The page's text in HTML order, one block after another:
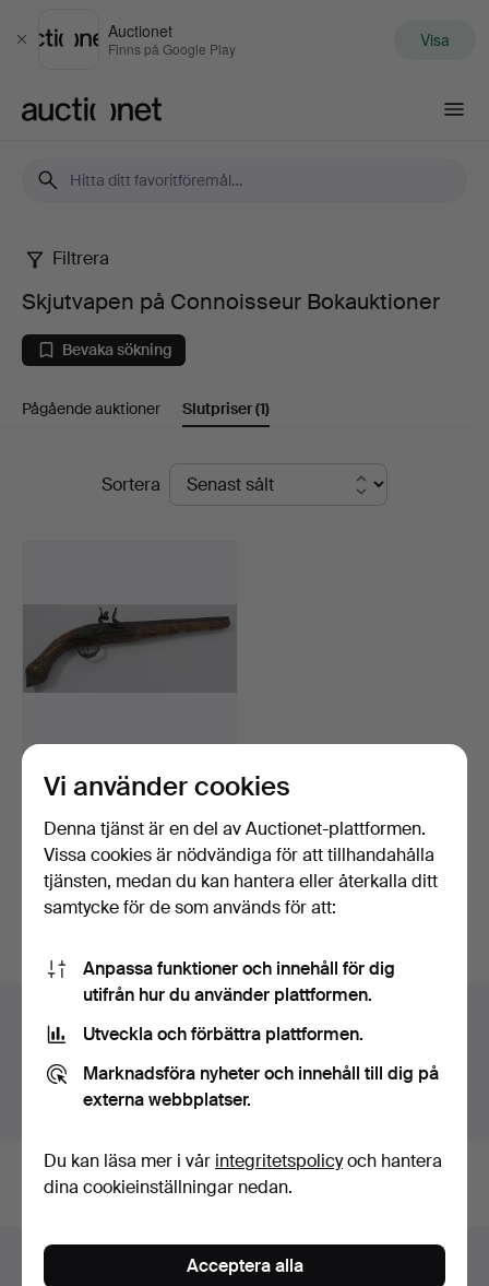
Stäng
Auctionet
Finns på Google Play Visa
Skjutvapen
på
Connoisseur
Bokauktioner
Filtrera
Skjutvapen på Connoisseur Bokauktioner
Bevaka sökning
Pågående auktioner Slutpriser(1)
SlutpriserSortera
FLINTLÅSPISTOL.
Orientalisk. 18-1900-tal.
Klubbades 3 dec 2018
12 bud
95 USD
Du söker i vårt arkiv över avslutade auktioner.
Visa pågående auktioner istället.
Sidfotsnavigation
Vi använder cookies
Denna tjänst är en del av Auctionet-plattformen.
Vissa cookies är nödvändiga för att tillhandahålla
tjänsten, medan du kan hantera eller återkalla ditt
samtycke för de som används för att:
Anpassa funktioner och innehåll för dig
utifrån hur du använder plattformen.
Utveckla och förbättra plattformen.
Marknadsföra nyheter och innehåll till dig på
externa webbplatser.
Du kan läsa mer i vår integritetspolicyoch hantera
dina cookieinställningar nedan.
Acceptera alla